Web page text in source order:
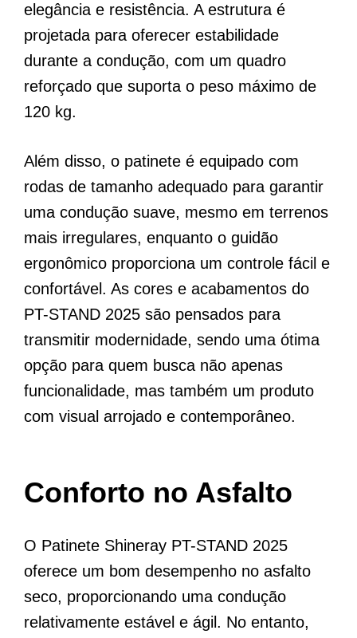
elegância e resistência. A estrutura é
projetada para oferecer estabilidade
durante a condução, com um quadro
reforçado que suporta o peso máximo de
120 kg.
Além disso, o patinete é equipado com
rodas de tamanho adequado para garantir
uma condução suave, mesmo em terrenos
mais irregulares, enquanto o guidão
ergonômico proporciona um controle fácil e
confortável. As cores e acabamentos do
PT-STAND 2025 são pensados para
transmitir modernidade, sendo uma ótima
opção para quem busca não apenas
funcionalidade, mas também um produto
com visual arrojado e contemporâneo.
Conforto no Asfalto
O Patinete Shineray PT-STAND 2025
oferece um bom desempenho no asfalto
seco, proporcionando uma condução
relativamente estável e ágil. No entanto,